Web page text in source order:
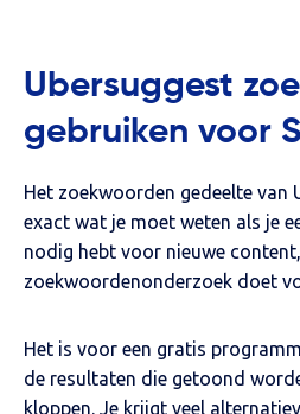
Ubersuggest
gebruiken voor
Het zoekwoorden gedeelte van
exact wat je moet weten als je
nodig hebt voor nieuwe
zoekwoordenonderzoek doet
Het is voor een gratis
de resultaten die getoond
kloppen. Je krijgt veel